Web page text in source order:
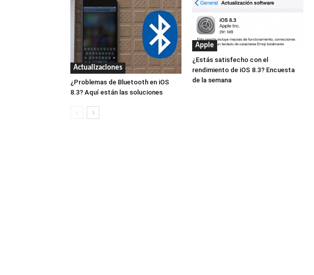
Actualizaciones
¿Problemas de Bluetooth en iOS
8.3? Aquí están las soluciones
Apple
¿Estás satisfecho con el
rendimiento de iOS 8.3? Encuesta
de la semana